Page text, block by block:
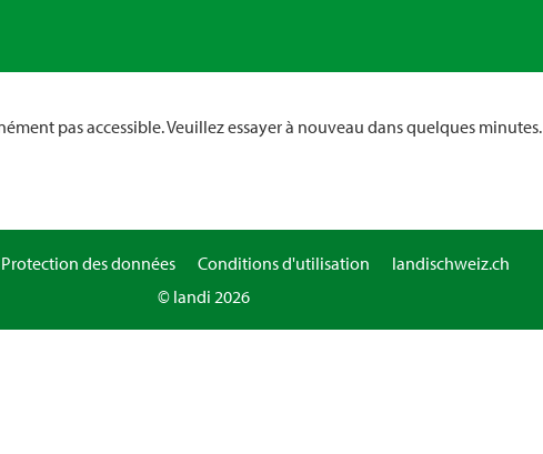
pas accessible. Veuillez essayer à nouveau dans quelques minutes.
Protection des données Conditions d'utilisation
landischweiz.ch
© landi 2026